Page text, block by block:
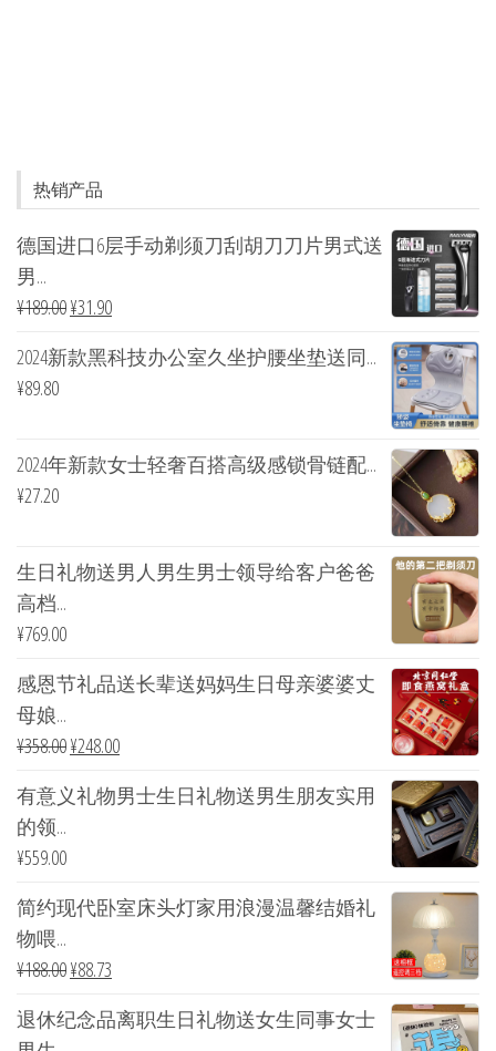
热销产品
德国进口6层手动剃须刀刮胡刀刀片男式送
男...
¥189.00¥31.90
2024新款黑科技办公室久坐护腰坐垫送同...
¥89.80
2024年新款女士轻奢百搭高级感锁骨链配...
¥27.20
生日礼物送男人男生男士领导给客户爸爸
高档...
¥769.00
感恩节礼品送长辈送妈妈生日母亲婆婆丈
母娘...
¥358.00¥248.00
有意义礼物男士生日礼物送男生朋友实用
的领...
¥559.00
简约现代卧室床头灯家用浪漫温馨结婚礼
物喂...
¥188.00¥88.73
退休纪念品离职生日礼物送女生同事女士